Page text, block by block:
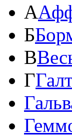
А
Б
В
Г